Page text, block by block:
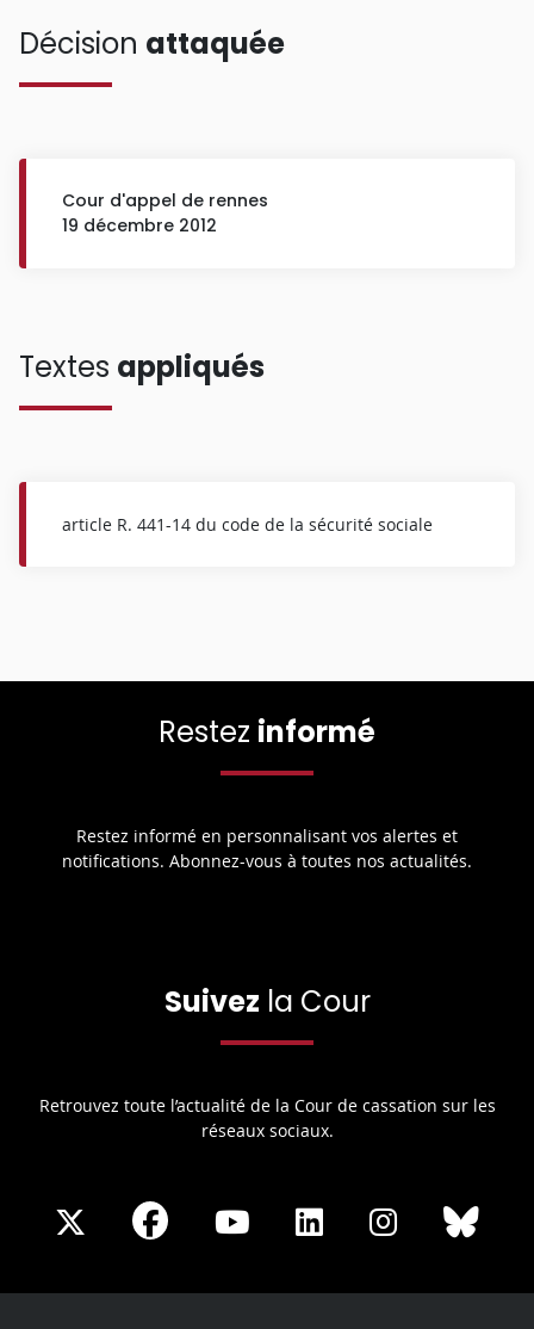
Décision attaquée
Cour d'appel de rennes
19 décembre 2012
Textes appliqués
article R. 441-14 du code de la sécurité sociale
Restez informé
Restez informé en personnalisant vos alertes et
notifications. Abonnez-vous à toutes nos actualités.
Suivez la Cour
Retrouvez toute l’actualité de la Cour de cassation sur les
réseaux sociaux.
Share
X
Share
Facebook
Share
Youtube
Share
LinkedIn
Share
Instagram